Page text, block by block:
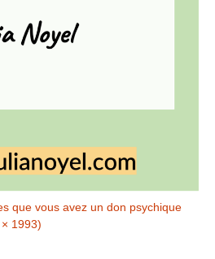
que vous avez un don psychique
1993)